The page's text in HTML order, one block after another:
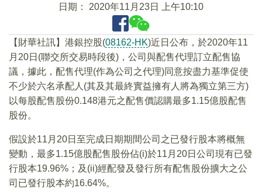
日期： 2020年11月23日 上午10:10
【財華社訊】港銀控股(08162-HK)近日公布，於2020年11
月20日(聯交所交易時段後)，公司與配售代理訂立配售協
議，據此，配售代理(作為公司之代理)同意按盡力基準促使
不少於六名承配人(其及其最終實益擁有人將為獨立第三方)
以每股配售股份0.148港元之配售價認購最多1.15億股配售
股份。
假設於11月20日至完成日期期間公司之已發行股本將概無
變動，最多1.15億股配售股份佔(i)於11月20日公司現有已發
行股本19.96%；及(ii)經配發及發行所有配售股份擴大之公
司已發行股本約16.64%。